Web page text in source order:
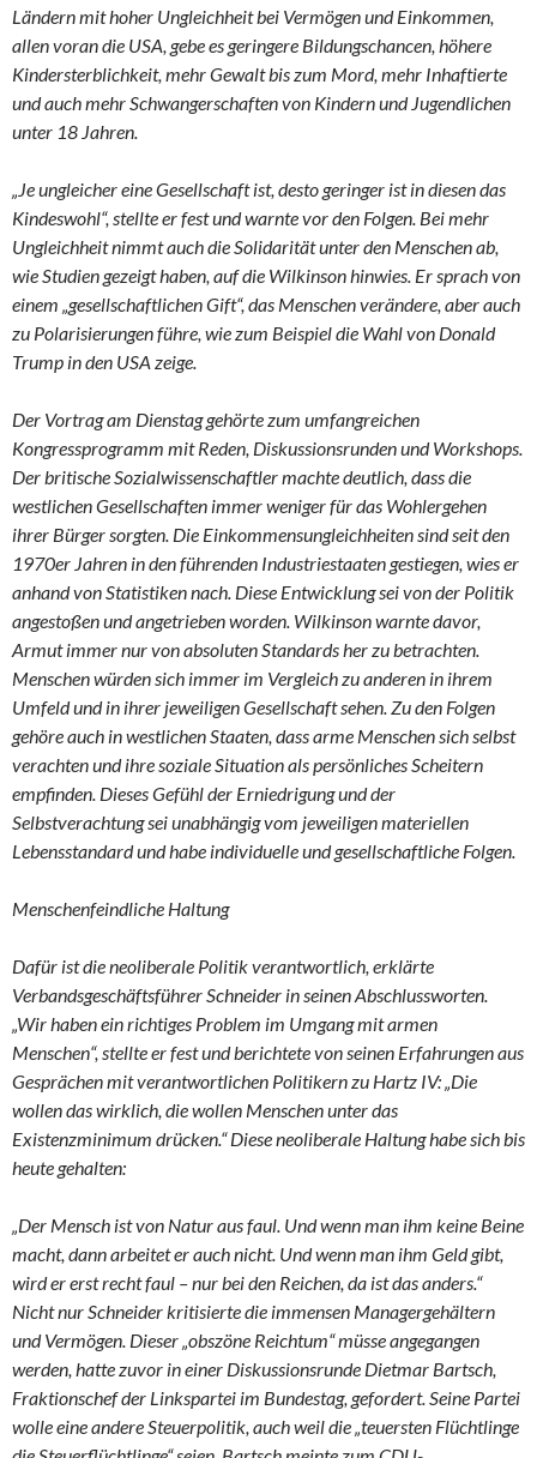
Ländern mit hoher Ungleichheit bei Vermögen und Einkommen,
allen voran die USA, gebe es geringere Bildungschancen, höhere
Kindersterblichkeit, mehr Gewalt bis zum Mord, mehr Inhaftierte
und auch mehr Schwangerschaften von Kindern und Jugendlichen
unter 18 Jahren.
„Je ungleicher eine Gesellschaft ist, desto geringer ist in diesen das
Kindeswohl“, stellte er fest und warnte vor den Folgen. Bei mehr
Ungleichheit nimmt auch die Solidarität unter den Menschen ab,
wie Studien gezeigt haben, auf die Wilkinson hinwies. Er sprach von
einem „gesellschaftlichen Gift“, das Menschen verändere, aber auch
zu Polarisierungen führe, wie zum Beispiel die Wahl von Donald
Trump in den USA zeige.
Der Vortrag am Dienstag gehörte zum umfangreichen
Kongressprogramm mit Reden, Diskussionsrunden und Workshops.
Der britische Sozialwissenschaftler machte deutlich, dass die
westlichen Gesellschaften immer weniger für das Wohlergehen
ihrer Bürger sorgten. Die Einkommensungleichheiten sind seit den
1970er Jahren in den führenden Industriestaaten gestiegen, wies er
anhand von Statistiken nach. Diese Entwicklung sei von der Politik
angestoßen und angetrieben worden. Wilkinson warnte davor,
Armut immer nur von absoluten Standards her zu betrachten.
Menschen würden sich immer im Vergleich zu anderen in ihrem
Umfeld und in ihrer jeweiligen Gesellschaft sehen. Zu den Folgen
gehöre auch in westlichen Staaten, dass arme Menschen sich selbst
verachten und ihre soziale Situation als persönliches Scheitern
empfinden. Dieses Gefühl der Erniedrigung und der
Selbstverachtung sei unabhängig vom jeweiligen materiellen
Lebensstandard und habe individuelle und gesellschaftliche Folgen.
Menschenfeindliche Haltung
Dafür ist die neoliberale Politik verantwortlich, erklärte
Verbandsgeschäftsführer Schneider in seinen Abschlussworten.
„Wir haben ein richtiges Problem im Umgang mit armen
Menschen“, stellte er fest und berichtete von seinen Erfahrungen aus
Gesprächen mit verantwortlichen Politikern zu Hartz IV: „Die
wollen das wirklich, die wollen Menschen unter das
Existenzminimum drücken.“ Diese neoliberale Haltung habe sich bis
heute gehalten:
„Der Mensch ist von Natur aus faul. Und wenn man ihm keine Beine
macht, dann arbeitet er auch nicht. Und wenn man ihm Geld gibt,
wird er erst recht faul – nur bei den Reichen, da ist das anders.“
Nicht nur Schneider kritisierte die immensen Managergehältern
und Vermögen. Dieser „obszöne Reichtum“ müsse angegangen
werden, hatte zuvor in einer Diskussionsrunde Dietmar Bartsch,
Fraktionschef der Linkspartei im Bundestag, gefordert. Seine Partei
wolle eine andere Steuerpolitik, auch weil die „teuersten Flüchtlinge